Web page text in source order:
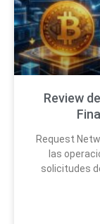
Review
Request
las
solicitudes